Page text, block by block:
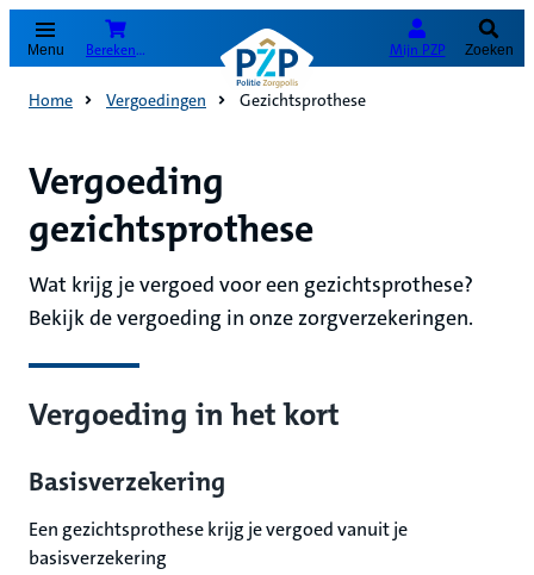
Menu Bereken je premie Mijn PZP Zoeken
Home Vergoedingen Gezichtsprothese
Vergoeding
gezichtsprothese
Wat krijg je vergoed voor een gezichtsprothese?
Bekijk de vergoeding in onze zorgverzekeringen.
Vergoeding in het kort
Basisverzekering
Een gezichtsprothese krijg je vergoed vanuit je
basisverzekering